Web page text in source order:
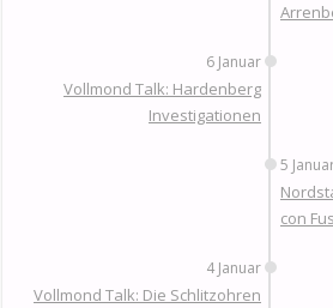
6 Januar
Vollmond Talk: Hardenberg
Investigationen
5
con
4 Januar
Vollmond Talk: Die Schlitzohren